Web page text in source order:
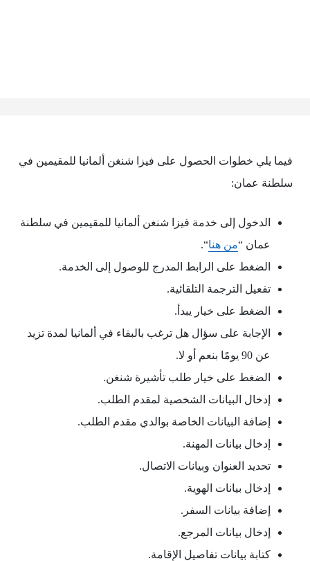
فيما يلي خطوات الحصول على فيزا شنغن ألمانيا للمقيمين في
سلطنة عمان:
الدخول إلى خدمة فيزا شنغن ألمانيا للمقيمين في سلطنة
عمان “من هنا“.
الضغط على الرابط المدرج للوصول إلى الخدمة.
تفعيل الترجمة التلقائية.
الضغط على خيار يبدأ.
الإجابة على سؤال هل ترغب بالبقاء في ألمانيا لمدة تزيد
عن 90 يومًا بنعم أو لا.
الضغط على خيار طلب تأشيرة شنغن.
إدخال البيانات الشخصية لمقدم الطلب.
إضافة البيانات الخاصة بوالدي مقدم الطلب.
إدخال بيانات المهنة.
تحديد العنوان وبيانات الاتصال.
إدخال بيانات الهوية.
إضافة بيانات السفر.
إدخال بيانات المرجع.
كتابة بيانات تفاصيل الإقامة.